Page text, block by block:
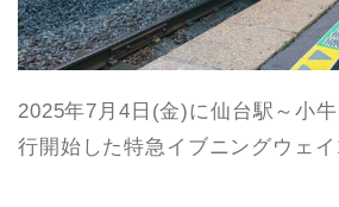
2025年7月4日(金)に仙台駅～小
行開始した特急イブニングウェイ